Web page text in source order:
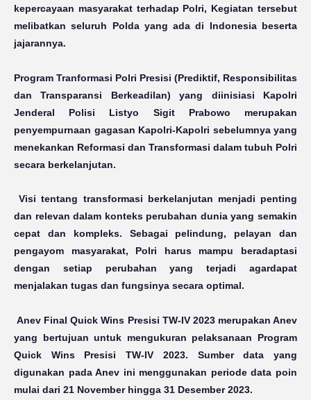
kepercayaan masyarakat terhadap Polri, Kegiatan tersebut
melibatkan seluruh Polda yang ada di Indonesia beserta
jajarannya.
Program Tranformasi Polri Presisi (Prediktif, Responsibilitas
dan Transparansi Berkeadilan) yang diinisiasi Kapolri
Jenderal Polisi Listyo Sigit Prabowo merupakan
penyempurnaan gagasan Kapolri-Kapolri sebelumnya yang
menekankan Reformasi dan Transformasi dalam tubuh Polri
secara berkelanjutan.
Visi tentang transformasi berkelanjutan menjadi penting
dan relevan dalam konteks perubahan dunia yang semakin
cepat dan kompleks. Sebagai pelindung, pelayan dan
pengayom masyarakat, Polri harus mampu beradaptasi
dengan setiap perubahan yang terjadi agardapat
menjalakan tugas dan fungsinya secara optimal.
Anev Final Quick Wins Presisi TW-IV 2023 merupakan Anev
yang bertujuan untuk mengukuran pelaksanaan Program
Quick Wins Presisi TW-IV 2023. Sumber data yang
digunakan pada Anev ini menggunakan periode data poin
mulai dari 21 November hingga 31 Desember 2023.